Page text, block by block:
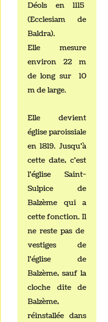
Déols en 1115
(Ecclesiam de
Baldra).
Elle mesure
environ 22 m
de long sur 10
m de large.
Elle devient
église paroissiale
en 1819. Jusqu'à
cette date, c'est
l'église Saint-
Sulpice de
Balzème qui a
cette fonction. Il
ne reste pas de
vestiges de
l'église de
Balzème, sauf la
cloche dite de
Balzème,
réinstallée dans